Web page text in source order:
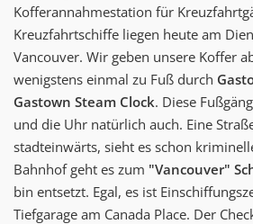
Kofferannahmestation für
Kreuzfahrtschiffe liegen heute am
Vancouver. Wir geben unsere Koffer
wenigstens einmal zu Fuß durch
Gastown Steam Clock. Diese
und die Uhr natürlich auch. Eine
stadteinwärts, sieht es schon
Bahnhof geht es zum "Vancouver"
bin entsetzt. Egal, es ist
Tiefgarage am Canada Place. Der